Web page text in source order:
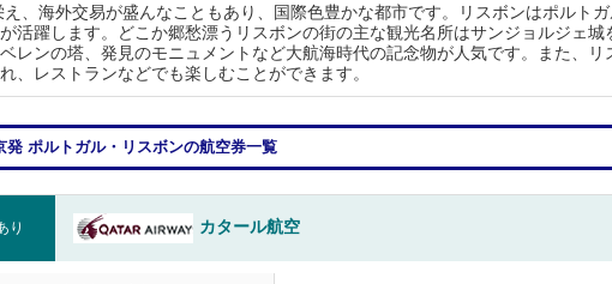
、海外交易が盛んなこともあり、国際色豊かな都市です。リスボンはポルト
活躍します。どこか郷愁漂うリスボンの街の主な観光名所はサンジョルジェ城
レンの塔、発見のモニュメントなど大航海時代の記念物が人気です。また、リ
、レストランなどでも楽しむことができます。
ポルトガル・リスボンの航空券一覧
り カタール航空